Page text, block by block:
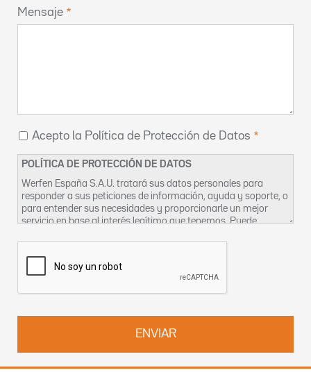
Mensaje
Acepto la Política de Protección de Datos
POLÍTICA DE PROTECCIÓN DE DATOS
Werfen España S.A.U. tratará sus datos personales para
responder a sus peticiones de información, ayuda y soporte, o
para entender sus necesidades y proporcionarle un mejor
servicio en base al interés legítimo que tenemos. Puede
Privacidad
es@werfen.com.